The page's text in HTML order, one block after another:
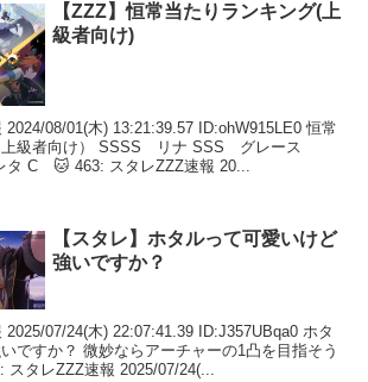
【ZZZ】恒常当たりランキング(上
級者向け)
08/01(木) 13:21:39.57 ID:ohW915LE0 恒常
上級者向け） SSSS リナ SSS グレース
C 🐱 463: スタレZZZ速報 20...
【スタレ】ホタルって可愛いけど
強いですか？
07/24(木) 22:07:41.39 ID:J357UBqa0 ホタ
ですか？ 微妙ならアーチャーの1凸を目指そう
スタレZZZ速報 2025/07/24(...